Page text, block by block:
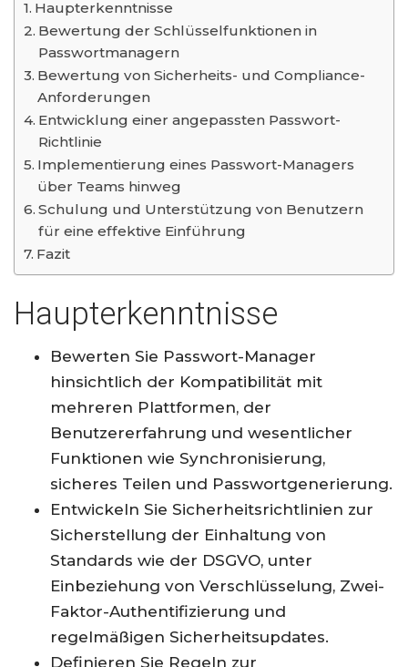
Haupterkenntnisse
Bewertung der Schlüsselfunktionen in
Passwortmanagern
Bewertung von Sicherheits- und Compliance-
Anforderungen
Entwicklung einer angepassten Passwort-
Richtlinie
Implementierung eines Passwort-Managers
über Teams hinweg
Schulung und Unterstützung von Benutzern
für eine effektive Einführung
Fazit
Haupterkenntnisse
Bewerten Sie Passwort-Manager
hinsichtlich der Kompatibilität mit
mehreren Plattformen, der
Benutzererfahrung und wesentlicher
Funktionen wie Synchronisierung,
sicheres Teilen und Passwortgenerierung.
Entwickeln Sie Sicherheitsrichtlinien zur
Sicherstellung der Einhaltung von
Standards wie der DSGVO, unter
Einbeziehung von Verschlüsselung, Zwei-
Faktor-Authentifizierung und
regelmäßigen Sicherheitsupdates.
Definieren Sie Regeln zur